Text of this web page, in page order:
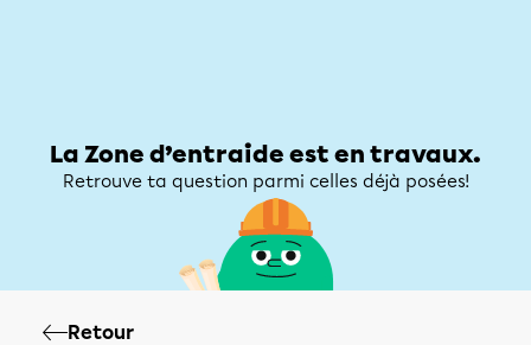
La Zone d’entraide est en travaux.
Retrouve ta question parmi celles déjà posées!
Retour